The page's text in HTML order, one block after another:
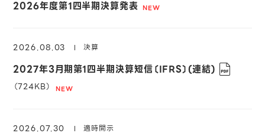
2026年度第1四半期決算発表
2026.08.03 決算
2027年3月期第1四半期決算短信〔IFRS〕(連結)
（724KB）
2026.07.30 適時開示